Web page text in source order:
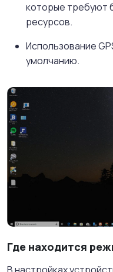
которые требуют
ресурсов.
Использование
умолчанию.
Где находится